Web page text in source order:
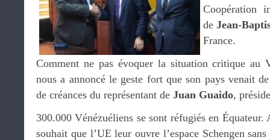
Coopération
de Jean-
France.
Comment ne pas évoquer la situation critique au
nous a annoncé le geste fort que son pays venait
de créances du représentant de Juan Guaido,
300.000 Vénézuéliens se sont réfugiés en Équateur.
souhait que l’UE leur ouvre l’espace Schengen